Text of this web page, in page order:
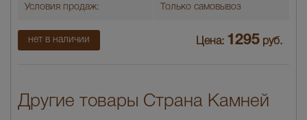
Условия продаж: Только самовывоз
нет в наличии Цена: 1295 руб.
Другие товары Страна Камней